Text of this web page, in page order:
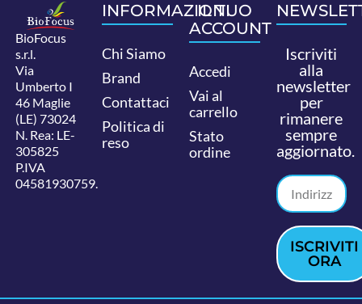
BioFocus
s.r.l.
Via
Umberto I
46 Maglie
(LE) 73024
N. Rea: LE-
305825
P.IVA
04581930759.
INFORMAZIONI
Chi Siamo
Brand
Contattaci
Politica di
reso
IL TUO
ACCOUNT
Accedi
Vai al
carrello
Stato
ordine
Iscriviti
alla
newsletter
per
rimanere
sempre
aggiornato.
ISCRIVITI
ORA